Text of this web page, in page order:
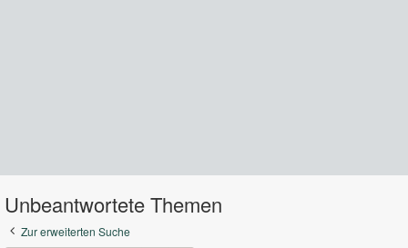
Unbeantwortete Themen
Zur erweiterten Suche